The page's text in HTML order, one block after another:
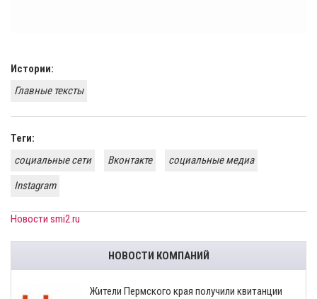
Истории:
Главные тексты
Теги:
социальные сети
Вконтакте
социальные медиа
Instagram
Новости smi2.ru
НОВОСТИ КОМПАНИЙ
​Жители Пермского края получили квитанции